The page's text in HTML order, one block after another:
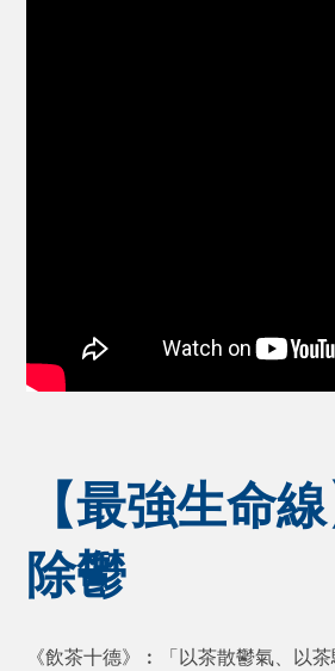
【最強生命
除鬱
《飲茶十德》︰「以茶散鬱氣、以